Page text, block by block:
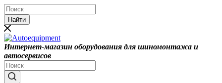
Найти
Интернет-магазин оборудования для шиномонтажа и
автосервисов